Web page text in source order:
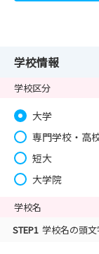
学校情報
学校区分
大学
専門学校・高
短大
大学院
学校名
STEP1 学校名の頭文